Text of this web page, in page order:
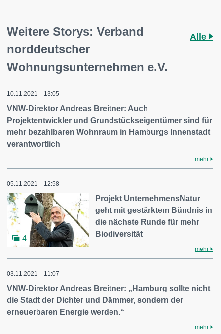
Weitere Storys: Verband
norddeutscher
Wohnungsunternehmen e.V.
Alle
10.11.2021 – 13:05
VNW-Direktor Andreas Breitner: Auch
Projektentwickler und Grundstückseigentümer sind für
mehr bezahlbaren Wohnraum in Hamburgs Innenstadt
verantwortlich
mehr
05.11.2021 – 12:58
4
Projekt UnternehmensNatur
geht mit gestärktem Bündnis in
die nächste Runde für mehr
Biodiversität
mehr
03.11.2021 – 11:07
VNW-Direktor Andreas Breitner: „Hamburg sollte nicht
die Stadt der Dichter und Dämmer, sondern der
erneuerbaren Energie werden.“
mehr